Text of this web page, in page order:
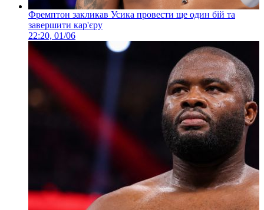
Фремптон закликав Усика провести ще один бій та
завершити кар'єру
22:20, 01/06